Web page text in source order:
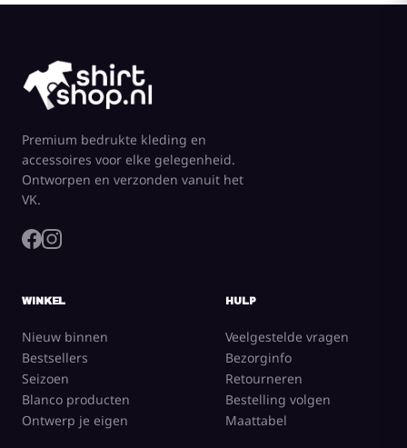
Premium bedrukte kleding en
accessoires voor elke gelegenheid.
Ontworpen en verzonden vanuit het
VK.
WINKEL
Nieuw binnen
Bestsellers
Seizoen
Blanco producten
Ontwerp je eigen
HULP
Veelgestelde vragen
Bezorginfo
Retourneren
Bestelling volgen
Maattabel